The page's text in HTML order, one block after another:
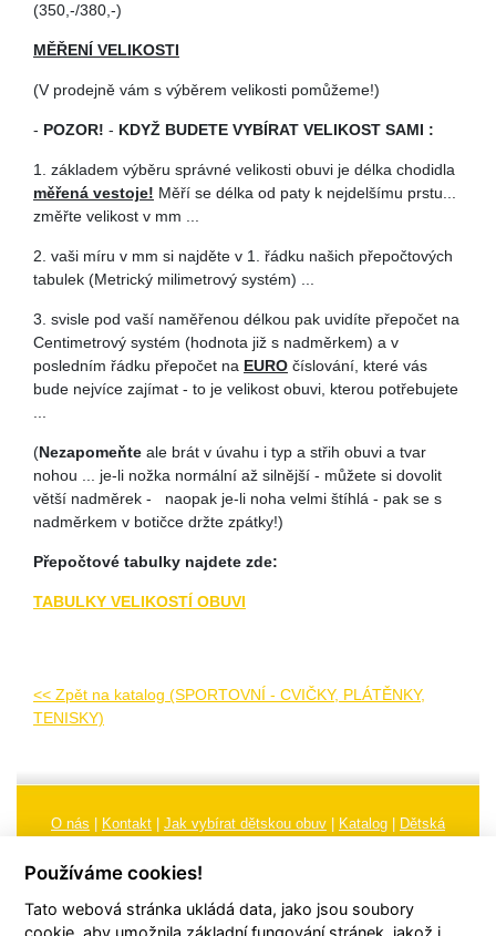
(350,-/380,-)
MĚŘENÍ VELIKOSTI
(V prodejně vám s výběrem velikosti pomůžeme!)
- POZOR! - KDYŽ BUDETE VYBÍRAT VELIKOST SAMI :
1. základem výběru správné velikosti obuvi je délka chodidla
měřená vestoje! Měří se délka od paty k nejdelšímu prstu...
změřte velikost v mm ...
2. vaši míru v mm si najděte v 1. řádku našich přepočtových
tabulek (Metrický milimetrový systém) ...
3. svisle pod vaší naměřenou délkou pak uvidíte přepočet na
Centimetrový systém (hodnota již s nadměrkem) a v
posledním řádku přepočet na EURO číslování, které vás
bude nejvíce zajímat - to je velikost obuvi, kterou potřebujete
(Nezapomeňte ale brát v úvahu i typ a střih obuvi a tvar
nohou ... je-li nožka normální až silnější - můžete si dovolit
větší nadměrek - naopak je-li noha velmi štíhlá - pak se s
nadměrkem v botičce držte zpátky!)
Přepočtové tabulky najdete zde:
TABULKY VELIKOSTÍ OBUVI
<< Zpět na katalog (SPORTOVNÍ - CVIČKY, PLÁTĚNKY,
TENISKY)
O nás Kontakt Jak vybírat dětskou obuv Katalog
Dětská
obuvi, pokyny a informace k reklamaci Nastavení cookies
Používáme cookies!
Tato webová stránka ukládá data, jako jsou soubory
cookie, aby umožnila základní fungování stránek, jakož i